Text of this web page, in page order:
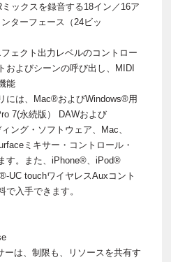
ックスを録音する18イン／16ア
ターフェース（24ビッ
ェクト出力レベルのコントロー
およびシーンの呼び出し、MIDI
能
には、Mac®およびWindows®用
7(永続版） DAWおよび
ング・ソフトウェア、Mac、
ミキサー・コントロール・
す。また、iPhone®、iPod®
UC touchワイヤレスAuxコント
で入手できます。
は、制限も、リソースを共有す